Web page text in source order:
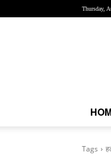
Thursday,
Tags